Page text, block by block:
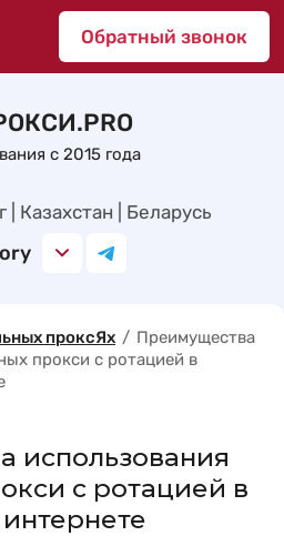
Обратный звонок
с 2015 года
Казахстан | Беларусь
проксЯх / Преимущества
прокси с ротацией в
использования
с ротацией в